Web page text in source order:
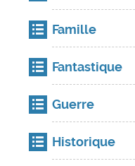
Famille
Fantastique
Guerre
Historique